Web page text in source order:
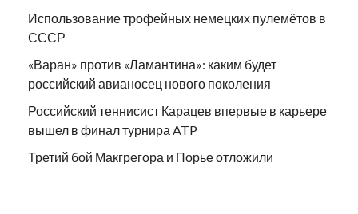
Использование трофейных немецких пулемётов в
СССР
«Варан» против «Ламантина»: каким будет
российский авианосец нового поколения
Российский теннисист Карацев впервые в карьере
вышел в финал турнира ATP
Третий бой Макгрегора и Порье отложили